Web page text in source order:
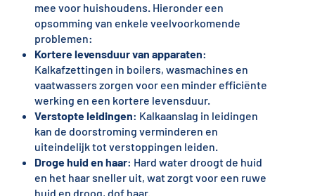
mee voor huishoudens. Hieronder een
opsomming van enkele veelvoorkomende
problemen:
Kortere levensduur van apparaten:
Kalkafzettingen in boilers, wasmachines en
vaatwassers zorgen voor een minder efficiënte
werking en een kortere levensduur.
Verstopte leidingen: Kalkaanslag in leidingen
kan de doorstroming verminderen en
uiteindelijk tot verstoppingen leiden.
Droge huid en haar: Hard water droogt de huid
en het haar sneller uit, wat zorgt voor een ruwe
huid en droog, dof haar.